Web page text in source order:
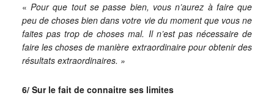
«Pour que tout se passe bien, vous n’aurez à faire que
peu de choses bien dans votre vie du moment que vous ne
faites pas trop de choses mal. Il n’est pas nécessaire de
faire les choses de manière extraordinaire pour obtenir des
résultats extraordinaires. »
6/ Sur le fait de connaitre ses limites